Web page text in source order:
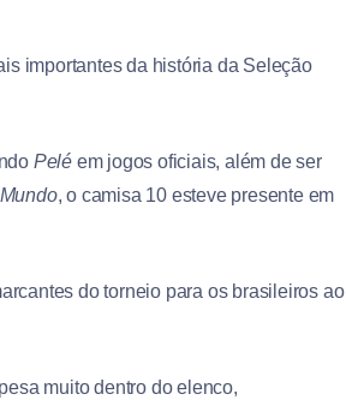
importantes da história da Seleção
Pelé em jogos oficiais, além de ser
, o camisa 10 esteve presente em
do torneio para os brasileiros ao
muito dentro do elenco,